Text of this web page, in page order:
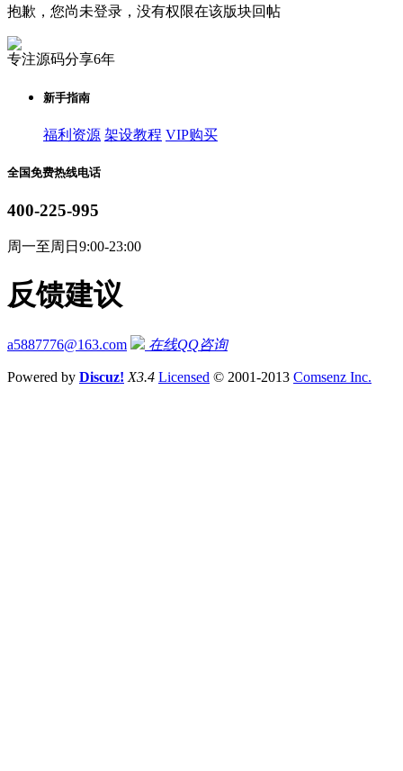
抱歉，您尚未登录，没有权限在该版块回帖
专注源码分享6年
新手指南
福利资源 架设教程 VIP购买
全国免费热线电话
400-225-995
周一至周日9:00-23:00
反馈建议
a5887776@163.com 在线QQ咨询
Powered by Discuz! X3.4 Licensed © 2001-2013 Comsenz Inc.